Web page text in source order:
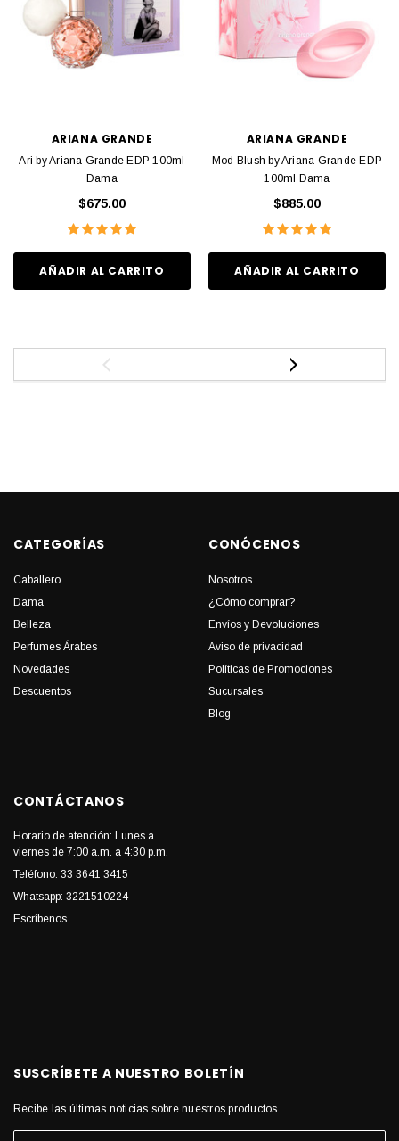
ARIANA GRANDE
Ari by Ariana Grande EDP 100ml
Dama
$675.00
AÑADIR AL CARRITO
ARIANA GRANDE
Mod Blush by Ariana Grande EDP
100ml Dama
$885.00
AÑADIR AL CARRITO
CATEGORÍAS
Caballero
Dama
Belleza
Perfumes Árabes
Novedades
Descuentos
CONÓCENOS
Nosotros
¿Cómo comprar?
Envíos y Devoluciones
Aviso de privacidad
Políticas de Promociones
Sucursales
Blog
CONTÁCTANOS
Horario de atención: Lunes a
viernes de 7:00 a.m. a 4:30 p.m.
Teléfono: 33 3641 3415
Whatsapp: 3221510224
Escríbenos
SUSCRÍBETE A NUESTRO BOLETÍN
Recibe las últimas noticias sobre nuestros productos